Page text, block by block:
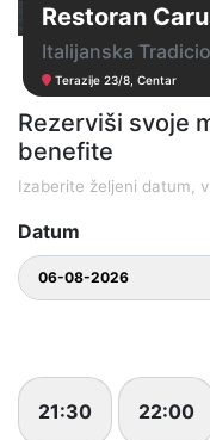
Restoran
Italijanska
Terazije 23/8, Centar
Rezerviši svoje
benefite
Izaberite željeni datum,
Datum
21:30 22:00